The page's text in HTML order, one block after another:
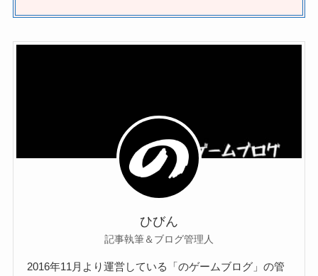
ひびん
記事執筆＆ブログ管理人
2016年11月より運営している「のゲームブログ」の管